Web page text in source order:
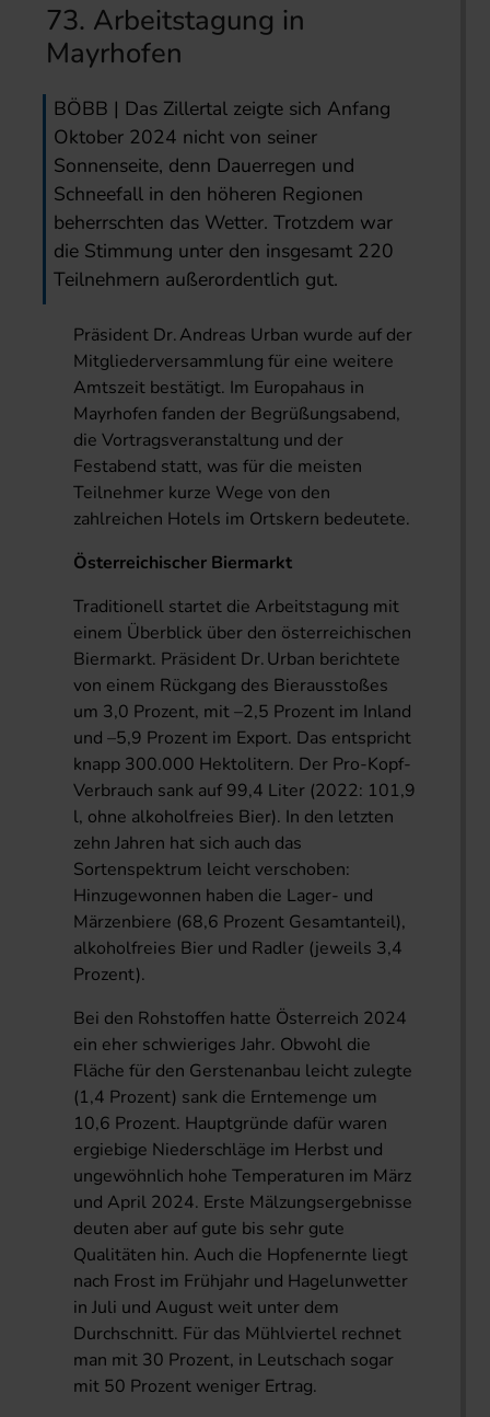
73. Arbeitstagung in
Mayrhofen
BÖBB | Das Zillertal zeigte sich Anfang
Oktober 2024 nicht von seiner
Sonnenseite, denn Dauerregen und
Schneefall in den höheren Regionen
beherrschten das Wetter. Trotzdem war
die Stimmung unter den insgesamt 220
Teilnehmern außerordentlich gut.
Präsident Dr. Andreas Urban wurde auf der
Mitgliederversammlung für eine weitere
Amtszeit bestätigt. Im Europahaus in
Mayrhofen fanden der Begrüßungsabend,
die Vortragsveranstaltung und der
Festabend statt, was für die meisten
Teilnehmer kurze Wege von den
zahlreichen Hotels im Ortskern bedeutete.
Österreichischer Biermarkt
Traditionell startet die Arbeitstagung mit
einem Überblick über den österreichischen
Biermarkt. Präsident Dr. Urban berichtete
von einem Rückgang des Bierausstoßes
um 3,0 Prozent, mit –2,5 Prozent im Inland
und –5,9 Prozent im Export. Das entspricht
knapp 300.000 Hektolitern. Der Pro-Kopf-
Verbrauch sank auf 99,4 Liter (2022: 101,9
l, ohne alkoholfreies Bier). In den letzten
zehn Jahren hat sich auch das
Sortenspektrum leicht verschoben:
Hinzugewonnen haben die Lager- und
Märzenbiere (68,6 Prozent Gesamtanteil),
alkoholfreies Bier und Radler (jeweils 3,4
Prozent).
Bei den Rohstoffen hatte Österreich 2024
ein eher schwieriges Jahr. Obwohl die
Fläche für den Gerstenanbau leicht zulegte
(1,4 Prozent) sank die Erntemenge um
10,6 Prozent. Hauptgründe dafür waren
ergiebige Niederschläge im Herbst und
ungewöhnlich hohe Temperaturen im März
und April 2024. Erste Mälzungsergebnisse
deuten aber auf gute bis sehr gute
Qualitäten hin. Auch die Hopfenernte liegt
nach Frost im Frühjahr und Hagelunwetter
in Juli und August weit unter dem
Durchschnitt. Für das Mühlviertel rechnet
man mit 30 Prozent, in Leutschach sogar
mit 50 Prozent weniger Ertrag.